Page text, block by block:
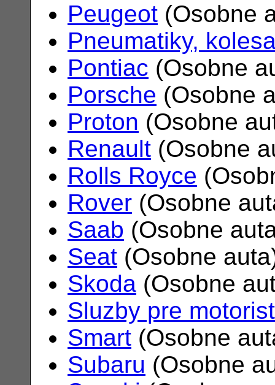
Peugeot (Osobne
Pneumatiky,
Pontiac (Osobne
Porsche (Osobne
Proton (Osobne
Renault (Osobne
Rolls Royce
Rover (Osobne
Saab (Osobne
Seat (Osobne
Skoda (Osobne
Sluzby pre
Smart (Osobne
Subaru (Osobne